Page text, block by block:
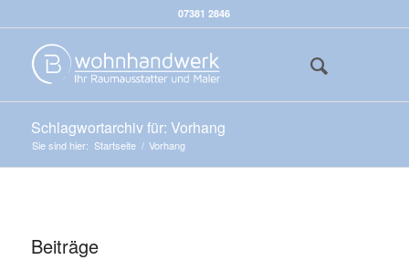
07381 2846
Schlagwortarchiv für: Vorhang
Sie sind hier: Startseite / Vorhang
Beiträge